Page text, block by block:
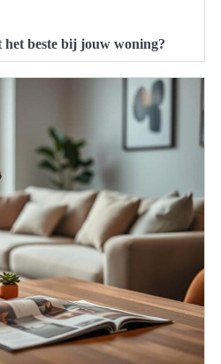
het beste bij jouw woning?